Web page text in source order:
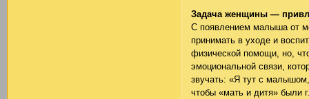
Задача женщины —
С появлением малыша от
принимать в уходе и
физической помощи, но,
эмоциональной связи,
звучать: «Я тут с
чтобы «мать и дитя» были